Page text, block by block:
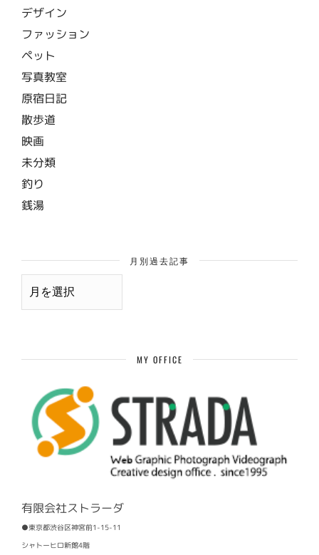
デザイン
ファッション
ペット
写真教室
原宿日記
散歩道
映画
未分類
釣り
銭湯
月別過去記事
月
MY OFFICE
有限会社ストラーダ
●東京都渋谷区神宮前1-15-11
シャトーヒロ新館4階